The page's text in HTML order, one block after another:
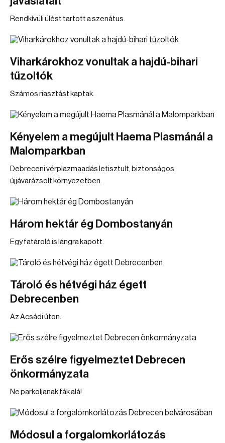
Rendkívüli ülést tartott a szenátus.
Viharkárokhoz vonultak a hajdú-bihari
tűzoltók
Számos riasztást kaptak.
Kényelem a megújult Haema Plasmánál a
Malomparkban
Debreceni vérplazmaadás letisztult, biztonságos,
újjávarázsolt környezetben.
Három hektár ég Dombostanyán
Egy fatároló is lángra kapott.
Tároló és hétvégi ház égett
Debrecenben
Az Acsádi úton.
Erős szélre figyelmeztet Debrecen
önkormányzata
Ne parkoljanak fák alá!
Módosul a forgalomkorlátozás